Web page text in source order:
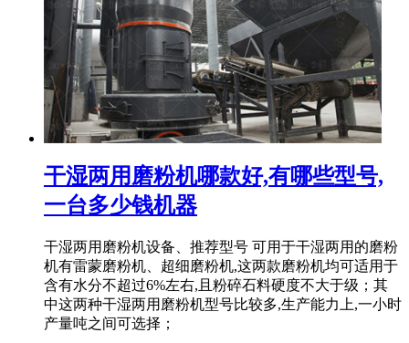
干湿两用磨粉机哪款好,有哪些型号,
一台多少钱机器
干湿两用磨粉机设备、推荐型号 可用于干湿两用的磨粉
机有雷蒙磨粉机、超细磨粉机,这两款磨粉机均可适用于
含有水分不超过6%左右,且粉碎石料硬度不大于级；其
中这两种干湿两用磨粉机型号比较多,生产能力上,一小时
产量吨之间可选择；